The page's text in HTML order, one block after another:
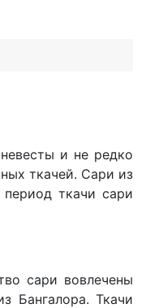
и не редко
ткачей. Сари из
ткачи сари
сари вовлечены
Бангалора. Ткачи